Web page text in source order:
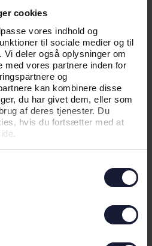
cookies
vores indhold og
til sociale medier og til
deler også oplysninger om
med vores partnere inden for
og
kan kombinere disse
du har givet dem, eller som
af deres tjenester. Du
hvis du fortsætter med at
AUKTION FOR EN